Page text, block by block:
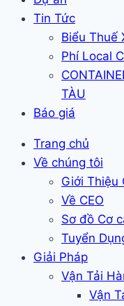
Tin Tức
Biểu Thuế
Phí Local
TÀU
Báo giá
Trang chủ
Về chúng tôi
Giới Thiệu
Về CEO
Sơ đồ Cơ
Tuyển
Giải Pháp
Vận Tải
Vận